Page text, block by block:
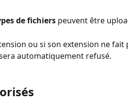
de fichiers peuvent être
ou si son extension ne fait
automatiquement refusé.